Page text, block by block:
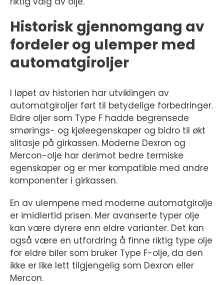
Historisk gjennomgang av
fordeler og ulemper med
automatgiroljer
I løpet av historien har utviklingen av
automatgiroljer ført til betydelige forbedringer.
Eldre oljer som Type F hadde begrensede
smørings- og kjøleegenskaper og bidro til økt
slitasje på girkassen. Moderne Dexron og
Mercon-olje har derimot bedre termiske
egenskaper og er mer kompatible med andre
komponenter i girkassen.
En av ulempene med moderne automatgirolje
er imidlertid prisen. Mer avanserte typer olje
kan være dyrere enn eldre varianter. Det kan
også være en utfordring å finne riktig type olje
for eldre biler som bruker Type F-olje, da den
ikke er like lett tilgjengelig som Dexron eller
Mercon.